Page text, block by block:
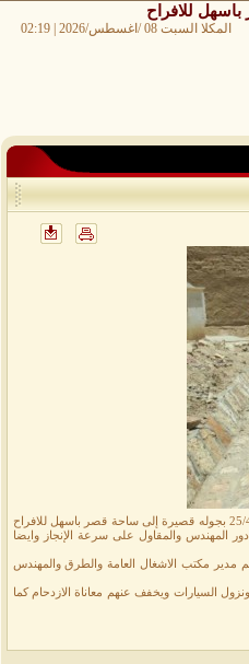
للافراح
المكلا السبت 08 /اغسطس/2026 | 02:19
قام الاستاذ بندر محمد باعشر مدير عام مديرية حريضه رئيس المجلس المحلي صباح اليوم الأربعاء الموافق 25/4/2018 بجوله قصيرة إلى ساحة قصر باسهل للافراح
المهندس والمقاول على سرعة الإنجاز وايضا
مدير مكتب الاشغال العامة والطرق والمهندس
السيارات ويخفف عنهم معاناة الازدحام كما